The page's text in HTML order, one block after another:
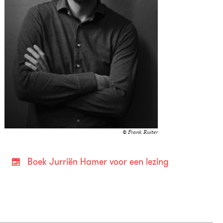
© Frank Ruiter
Boek Jurriën Hamer voor een lezing